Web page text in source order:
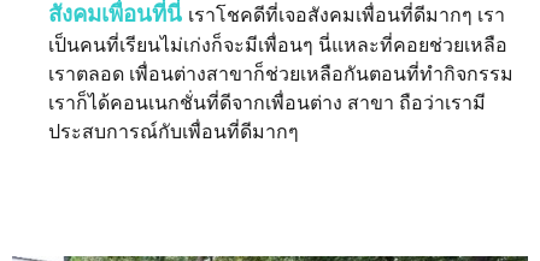
สังคมเพื่อนที่นี่ เราโชคดีที่เจอสังคมเพื่อนที่ดีมากๆ เรา
เป็นคนที่เรียนไม่เก่งก็จะมีเพื่อนๆ นี่แหละที่คอยช่วยเหลือ
เราตลอด เพื่อนต่างสาขาก็ช่วยเหลือกันตอนที่ทำกิจกรรม
เราก็ได้คอนเนกชั่นที่ดีจากเพื่อนต่าง สาขา ถือว่าเรามี
ประสบการณ์กับเพื่อนที่ดีมากๆ